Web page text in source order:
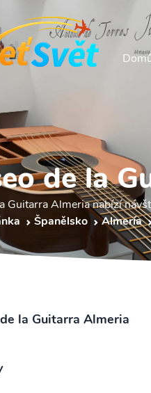
de la
Guitarra Almeria nabízí
Španělsko Almería
la Guitarra Almeria